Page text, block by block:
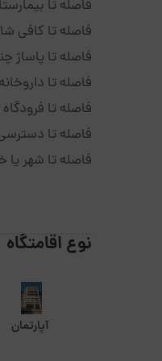
فاصله تا
فاصله تا کافی
فاصله تا پاساژ
فاصله تا داروخانه
فاصله تا فرودگاه
فاصله تا دسترسی
فاصله تا شهر یا
نوع اقامتگاه
آپارتمان